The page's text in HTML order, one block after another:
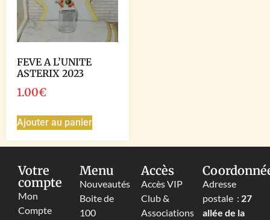
FEVE A L’UNITE
ASTERIX 2023
1.00€
Ajouter au panier
Votre
compte
Mon
Compte
Menu
Nouveautés
Boite de
100
Accès
Accès VIP
Club &
Associations
Adresse
postale : 27
allée de la